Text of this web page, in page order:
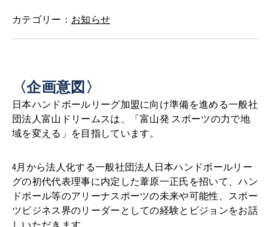
カテゴリー： お知らせ
〈企画意図〉
日本ハンドボールリーグ加盟に向け準備を進める一般社
団法人富山ドリームスは、「富山発 スポーツの力で地
域を変える」を目指しています。
4月から法人化する一般社団法人日本ハンドボールリー
グの初代代表理事に内定した葦原一正氏を招いて、ハン
ドボール等のアリーナスポーツの未来や可能性、スポー
ツビジネス界のリーダーとしての経験とビジョンをお話
しいただきます。